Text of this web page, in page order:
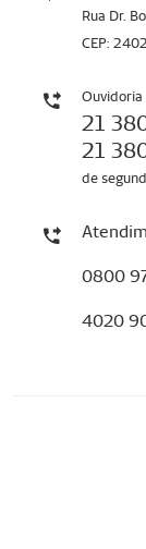
Rua Dr.
CEP:
Ouvidoria
21
21
de
0800
4020